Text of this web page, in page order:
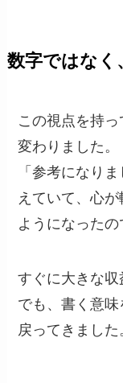
数字ではなく
この視点を持
変わりました。
「参考になり
えていて、心
ようになったの
すぐに大きな収
でも、書く意
戻ってきました